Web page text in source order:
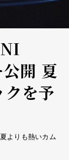
開 夏
クを予
よりも熱いカム